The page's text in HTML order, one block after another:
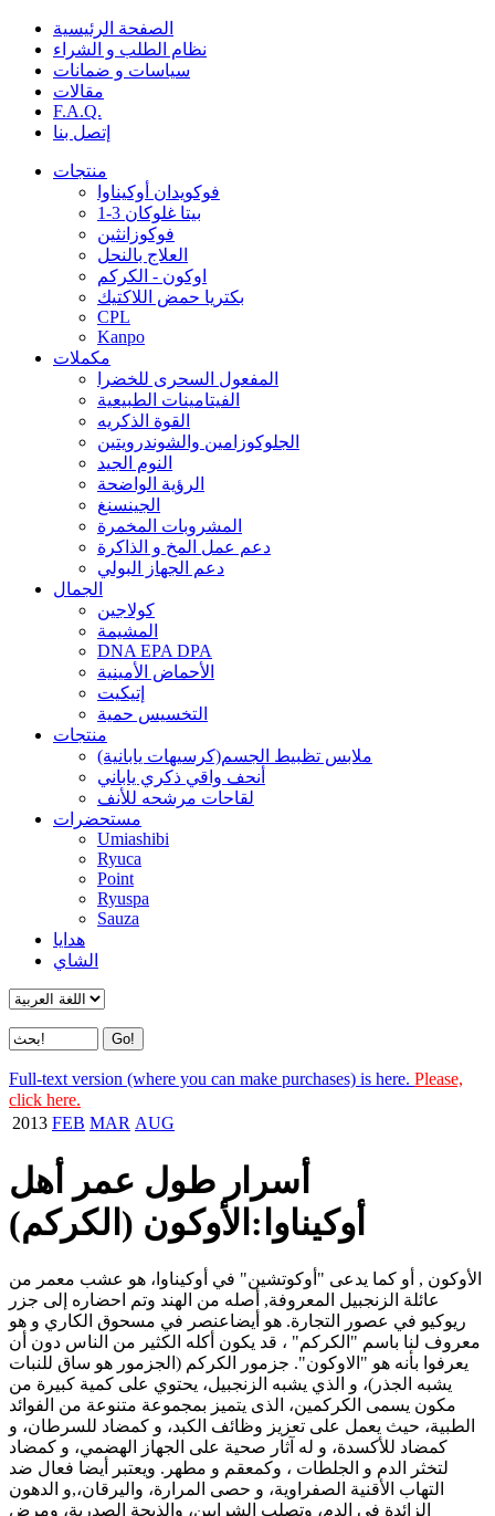
الصفحة الرئيسية
نظام الطلب و الشراء
سياسات و ضمانات
مقالات
F.A.Q.
إتصل بنا
منتجات
فوكويدان أوكيناوا
1-3 بيتا غلوكان
فوكوزانثين
العلاج بالنحل
اوكون - الكركم
بكتريا حمض اللاكتيك
CPL
Kanpo
مكملات
المفعول السحرى للخضرا
الفيتامينات الطبيعية
القوة الذكريه
الجلوكوزامين والشوندرويتين
النوم الجيد
الرؤية الواضحة
الجينسنغ
المشروبات المخمرة
دعم عمل المخ و الذاكرة
دعم الجهاز البولي
الجمال
كولاجين
المشيمة
DNA EPA DPA
الأحماض الأمينية
إتيكيت
التخسيس حمية
منتجات
ملابس تظبيط الجسم(كرسيهات يابانية)
أنحف واقي ذكري ياباني
لقاحات مرشحه للأنف
مستحضرات
Umiashibi
Ryuca
Point
Ryuspa
Sauza
هدايا
الشاي
Full-text version (where you can make purchases) is here. Please,
click here.
2013 FEB MAR AUG
أسرار طول عمر أهل
أوكيناوا:الأوكون (الكركم)
الأوكون , أو كما يدعى "أوكوتشين" في أوكيناوا، هو عشب معمر من
عائلة الزنجبيل المعروفة, أصله من الهند وتم احضاره إلى جزر
ريوكيو في عصور التجارة. هو أيضاعنصر في مسحوق الكاري و هو
معروف لنا باسم "الكركم" ، قد يكون أكله الكثير من الناس دون أن
يعرفوا بأنه هو "الاوكون". جزمور الكركم (الجزمور هو ساق للنبات
يشبه الجذر)، و الذي يشبه الزنجبيل، يحتوي على كمية كبيرة من
مكون يسمى الكركمين، الذى يتميز بمجموعة متنوعة من الفوائد
الطبية، حيث يعمل على تعزيز وظائف الكبد، و كمضاد للسرطان، و
كمضاد للأكسدة، و له آثار صحية على الجهاز الهضمي، و كمضاد
لتخثر الدم و الجلطات ، وكمعقم و مطهر. ويعتبر أيضا فعال ضد
التهاب الأقنية الصفراوية، و حصى المرارة، واليرقان،,و الدهون
الزائدة فى الدم، وتصلب الشرايين، والذبحة الصدرية، ومرض